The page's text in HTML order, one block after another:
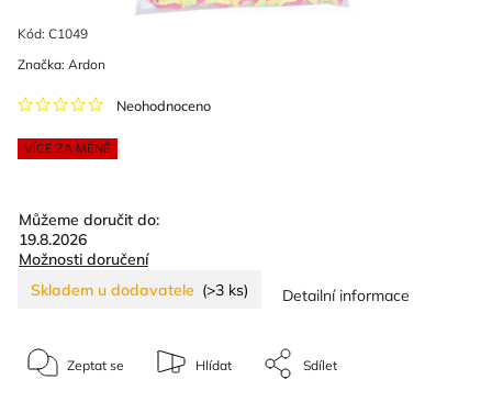
Kód: C1049
VÍCE ZA MÉNĚ
Neohodnoceno
Značka: Ardon
Můžeme doručit do:
19.8.2026
Možnosti doručení
Skladem u dodavatele (>3 ks) Detailní informace
Zeptat se Hlídat Sdílet